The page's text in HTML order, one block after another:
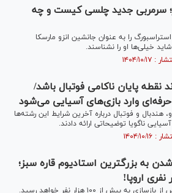
سرمربی جدید چلسی کیست و چه
را به عنوان جانشین انزو مارسکا
خیلی‌ها او را نشناسند.
نقطه پایان ناکامی فوتبال باشد/
حرفه‌ای وارد بازی‌های آسیایی می‌شود
هندبال و فوتبال درباره آخرین شرایط این رشته‌ها
ناگویا توضیحاتی ارائه دادند.
به بزرگترین استادیوم قاره سبز؛
از ۱۰۰ هزار نفر خواهد رسید.